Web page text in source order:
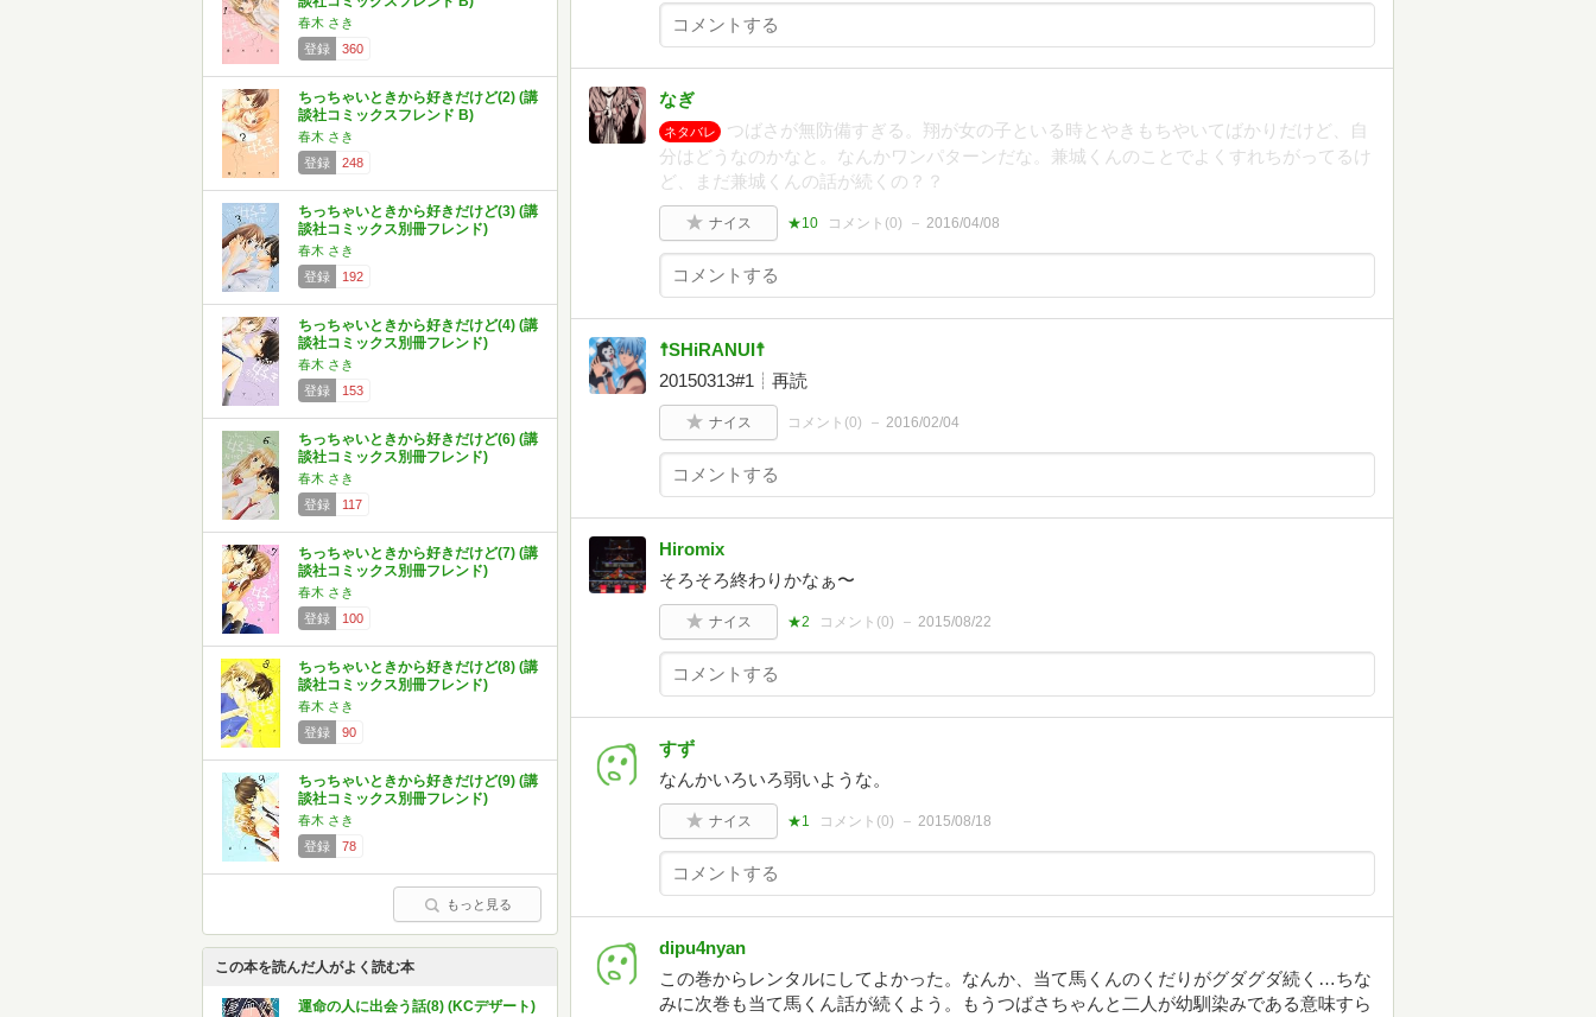
春木 さき
登録
360
ちっちゃいときから好きだけど(2) (講
談社コミックスフレンド B)
春木 さき
登録
248
ちっちゃいときから好きだけど(3) (講
談社コミックス別冊フレンド)
春木 さき
登録
192
ちっちゃいときから好きだけど(4) (講
談社コミックス別冊フレンド)
春木 さき
登録
153
ちっちゃいときから好きだけど(6) (講
談社コミックス別冊フレンド)
春木 さき
登録
117
ちっちゃいときから好きだけど(7) (講
談社コミックス別冊フレンド)
春木 さき
登録
100
ちっちゃいときから好きだけど(8) (講
談社コミックス別冊フレンド)
春木 さき
登録
90
ちっちゃいときから好きだけど(9) (講
談社コミックス別冊フレンド)
春木 さき
登録
78
もっと見る
この本を読んだ人がよく読む本
運命の人に出会う話(8) (KCデザート)
なぎ
ネタバレ
つばさが無防備すぎる。翔が女の子といる時とやきもちやいてばかりだけど、自
分はどうなのかなと。なんかワンパターンだな。兼城くんのことでよくすれちがってるけ
ど、まだ兼城くんの話が続くの？？
ナイス ★10 コメント(0) 2016/04/08
☨SHiRANUI☨
20150313#1┊再読
ナイス コメント(0) 2016/02/04
Hiromix
そろそろ終わりかなぁ〜
ナイス ★2 コメント(0) 2015/08/22
すず
なんかいろいろ弱いような。
ナイス ★1 コメント(0) 2015/08/18
dipu4nyan
この巻からレンタルにしてよかった。なんか、当て馬くんのくだりがグダグダ続く…ちな
みに次巻も当て馬くん話が続くよう。もうつばさちゃんと二人が幼馴染みである意味すら